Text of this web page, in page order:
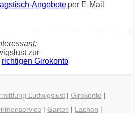
Angebote per E-Mail
zur
richtigen Girokonto
Ludwigslust| Girokonto |
| Garten | Lachen |